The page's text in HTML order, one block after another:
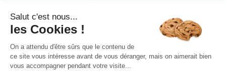
Location de vacances Rhénanie-Palatinat
Location de vacances Sarre
Location de vacances Saxe
Location de vacances Schleswig-Holstein
Location de vacances Thuringe
Qui sommes nous ? |Contactez-nous
Salut c'est nous...
les Cookies !
On a attendu d'être sûrs que le contenu de
ce site vous intéresse avant de vous déranger, mais on aimerait bien
vous accompagner pendant votre visite...